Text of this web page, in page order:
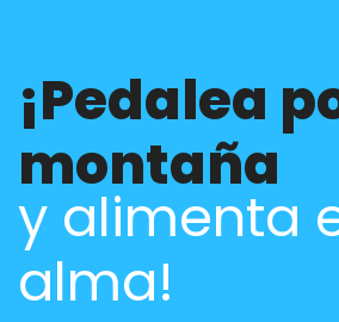
¡Pedalea
montaña
y alimenta
alma!